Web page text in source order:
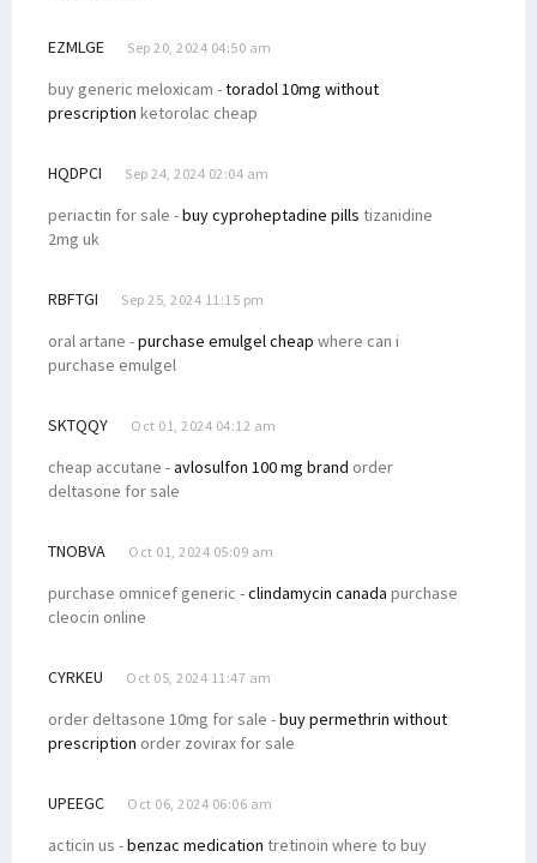
EZMLGE Sep 20, 2024 04:50 am
buy generic meloxicam -toradol 10mg without
prescription ketorolac cheap
HQDPCI Sep 24, 2024 02:04 am
periactin for sale -buy cyproheptadine pills tizanidine
2mg uk
RBFTGI Sep 25, 2024 11:15 pm
oral artane -purchase emulgel cheap where can i
purchase emulgel
SKTQQY Oct 01, 2024 04:12 am
cheap accutane -avlosulfon 100 mg brand order
deltasone for sale
TNOBVA Oct 01, 2024 05:09 am
purchase omnicef generic -clindamycin canada purchase
cleocin online
CYRKEU Oct 05, 2024 11:47 am
order deltasone 10mg for sale -buy permethrin without
prescription order zovirax for sale
UPEEGC Oct 06, 2024 06:06 am
acticin us -benzac medication tretinoin where to buy